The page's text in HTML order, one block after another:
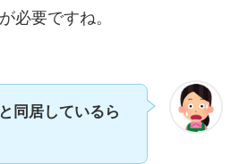
必要ですね。
同居しているら